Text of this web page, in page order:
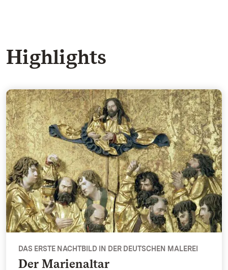
Highlights
Der Marienaltar
DAS ERSTE NACHTBILD IN DER DEUTSCHEN MALEREI
Der Marienaltar - Das erste Nachtbild in der deutschen